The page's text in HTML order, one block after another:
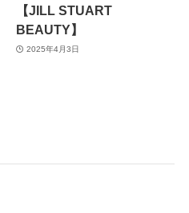
【JILL STUART
BEAUTY】
2025年4月3日